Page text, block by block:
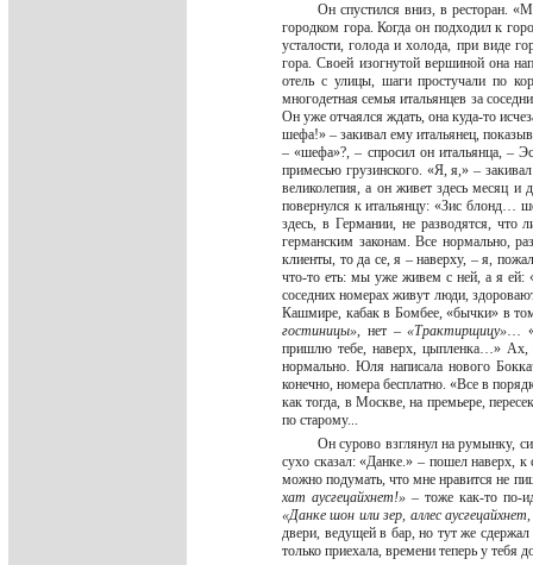
Он спустился вниз, в ресторан.
городком гора. Когда он подходил к
усталости, голода и холода, при виде
гора. Своей изогнутой вершиной она
отель с улицы, шаги простучали по
многодетная семья итальянцев за
Он уже отчаялся ждать, она куда-то
шефа!» – закивал ему итальянец,
– «шефа»?, – спросил он итальянца, –
примесью грузинского. «Я, я,» –
великолепия, а он живет здесь месяц
повернулся к итальянцу: «Зис блонд…
здесь, в Германии, не разводятся,
германским законам. Все нормально,
клиенты, то да се, я – наверху, – я,
что-то еть: мы уже живем с ней, а я ей:
соседних номерах живут люди,
Кашмире, кабак в Бомбее, «бычки» в
гостиницы», нет –«Трактирщицу»…
пришлю тебе, наверх, цыпленка…»
нормально. Юля написала нового
конечно, номера бесплатно. «Все в
как тогда, в Москве, на премьере,
по старому...
Он сурово взглянул на румынку,
сухо сказал: «Данке.» – пошел наверх,
можно подумать, что мне нравится не
хат аусгецайхнет!»– тоже как-то по-
«Данке шон или зер, аллес
двери, ведущей в бар, но тут же
только приехала, времени теперь у тебя